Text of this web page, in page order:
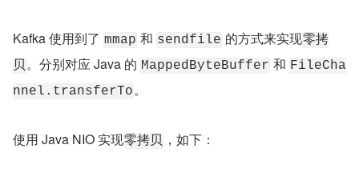
Kafka 使用到了 mmap 和 sendfile 的方式来实现零拷
贝 。分别对应 Java 的 MappedByteBuffer 和 FileCha
nnel.transferTo 。
使用 Java NIO 实现零拷贝 ，如下：